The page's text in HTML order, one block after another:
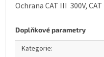
Ochrana CAT III 300V,
Doplňkové parametry
Kategorie: